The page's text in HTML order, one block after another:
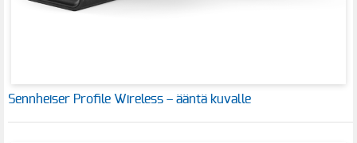
Sennheiser Profile Wireless – ääntä kuvalle